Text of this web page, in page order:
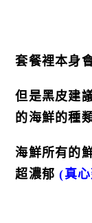
套餐裡本身
但是黑皮建
的海鮮的種
海鮮所有的
超濃郁 (真